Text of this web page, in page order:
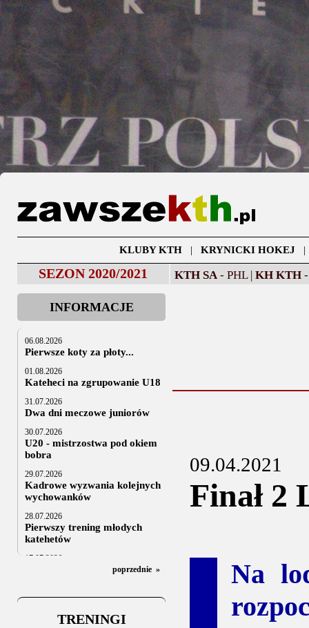
KLUBY KTH| KRYNICKI HOKEJ
SEZON 2020/2021 KTH SA - PHL | KH KTH
INFORMACJE
06.08.2026
Pierwsze koty za płoty...
01.08.2026
Kateheci na zgrupowanie U18
31.07.2026
Dwa dni meczowe juniorów
30.07.2026
U20 - mistrzostwa pod okiem
bobra
29.07.2026
Kadrowe wyzwania kolejnych
wychowanków
28.07.2026
Pierwszy trening młodych
katehetów
17.07.2026
U20: z kraju i z zagranicy
Za trzy tygodnie na lód
06.07.2025
poprzednie »
TRENINGI
09.04.2021
Finał 2
Na